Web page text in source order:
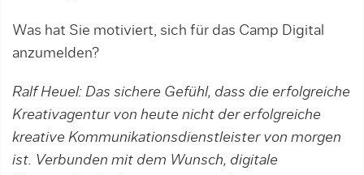
Was hat Sie motiviert, sich für das Camp Digital
anzumelden?
Ralf Heuel: Das sichere Gefühl, dass die erfolgreiche
Kreativagentur von heute nicht der erfolgreiche
kreative Kommunikationsdienstleister von morgen
ist. Verbunden mit dem Wunsch, digitale